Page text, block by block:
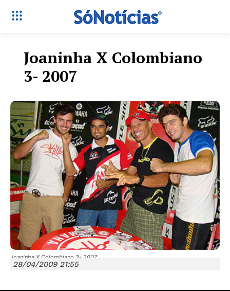
Só Notícias
Joaninha X Colombiano
3- 2007
Joaninha X Colombiano 3- 2007
28/04/2009 21:55